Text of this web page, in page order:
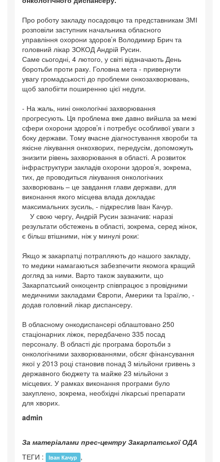
Про роботу закладу посадовцю та представникам ЗМІ
розповіли заступник начальника обласного
управління охорони здоров’я Володимир Брич та
головний лікар ЗОКОД Андрій Русин.
Саме сьогодні, 4 лютого, у світі відзначають День
боротьби проти раку. Головна мета - привернути
увагу громадськості до проблеми онкозахворювань,
щоб запобігти поширенню цієї недуги.
- На жаль, нині онкологічні захворювання
прогресують. Ця проблема вже давно вийшла за межі
сфери охорони здоров’я і потребує особливої уваги з
боку держави. Тому вчасне діагностування хвороби та
якісне лікування онкохворих, передусім, допоможуть
знизити рівень захворювання в області. А розвиток
інфраструктури закладів охорони здоров’я, зокрема,
тих, де проводиться лікування онкологічних
захворювань – це завдання глави держави, для
виконання якого місцева влада докладає
максимальних зусиль, - підкреслив Іван Качур.
У свою чергу, Андрій Русин зазначив: наразі
результати обстежень в області, зокрема, серед жінок,
є більш втішними, ніж у минулі роки:
Якщо ж закарпатці потрапляють до нашого закладу,
то медики намагаються забезпечити якомога кращий
догляд за ними. Варто також зауважити, що
Закарпатський онкоцентр співпрацює з провідними
медичними закладами Європи, Америки та Ізраїлю, -
додав головний лікар диспансеру.
В обласному онкодиспансері облаштовано 250
стаціонарних ліжок, передбачено 335 посад
персоналу. В області діє програма боротьби з
онкологічними захворюваннями, обсяг фінансування
якої у 2013 році становив понад 3 мільйони гривень з
державного бюджету та майже 23 мільйони з
місцевих. У рамках виконання програми було
закуплено, зокрема, необхідні лікарські препарати
для хворих.
admin
За матеріалами прес-центру Закарпатської ОДА
ТЕГИ :
Іван Качур ,